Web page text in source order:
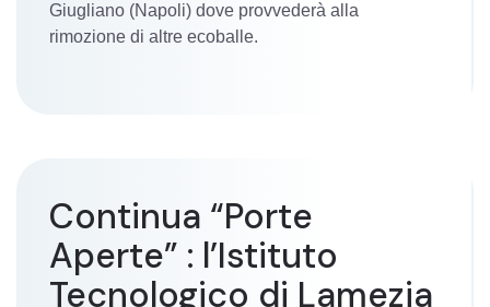
Giugliano (Napoli) dove provvederà alla
rimozione di altre ecoballe.
Continua “Porte
Aperte” : l’Istituto
Tecnologico di Lamezia